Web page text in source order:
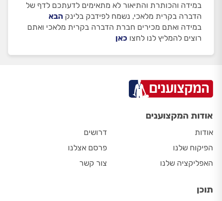
במידה והכותרת והתיאור לא מתאימים לדעתכם לדף של
הדברה בקרית מלאכי, נשמח לפידבק בלינק הבא
במידה ואתם מכירים חברת הדברה בקרית מלאכי ואתם
רוצים להמליץ לנו לחצו כאן
אודות המקצוענים
אודות
הפיקוח שלנו
האפליקציה שלנו
דרושים
פרסם אצלנו
צור קשר
תוכן